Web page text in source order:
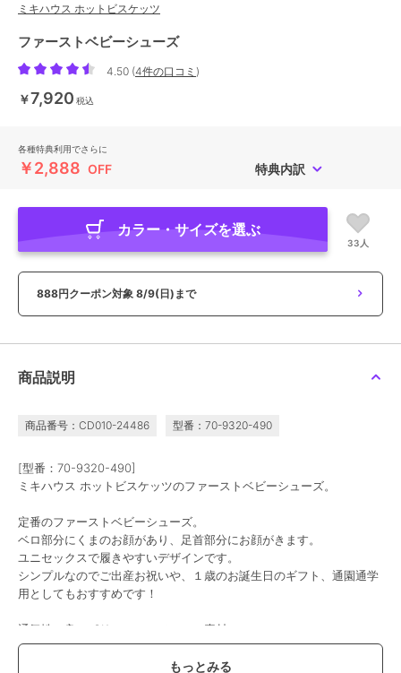
ミキハウス ホットビスケッツ
ファーストベビーシューズ
4.50 (4件の口コミ )
￥7,920 税込
各種特典利用でさらに
￥2,888 OFF 特典内訳
カラー・サイズを選ぶ
33人
888円クーポン対象 8/9(日)まで
商品説明
商品番号：CD010-24486 型番：70-9320-490
[型番：70-9320-490]
ミキハウス ホットビスケッツのファーストベビーシューズ。
定番のファーストベビーシューズ。
ベロ部分にくまのお顔があり、足首部分にお顔がきます。
ユニセックスで履きやすいデザインです。
シンプルなのでご出産お祝いや、１歳のお誕生日のギフト、通園通学
用としてもおすすめです！
通気性の良いポリエステルメッシュ素材。
たくさん汗をかく赤ちゃんにおすすめ。